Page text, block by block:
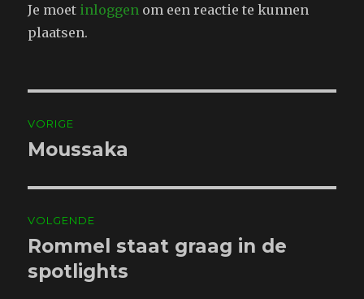
Je moet inloggen om een reactie te kunnen
plaatsen.
navigatie
VORIGE
Vorig
Moussaka
VOLGENDE
Volgend
bericht:
Rommel staat graag in de
spotlights